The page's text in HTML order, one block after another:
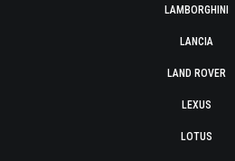
LAMBORGHINI
LANCIA
LAND ROVER
LEXUS
LOTUS